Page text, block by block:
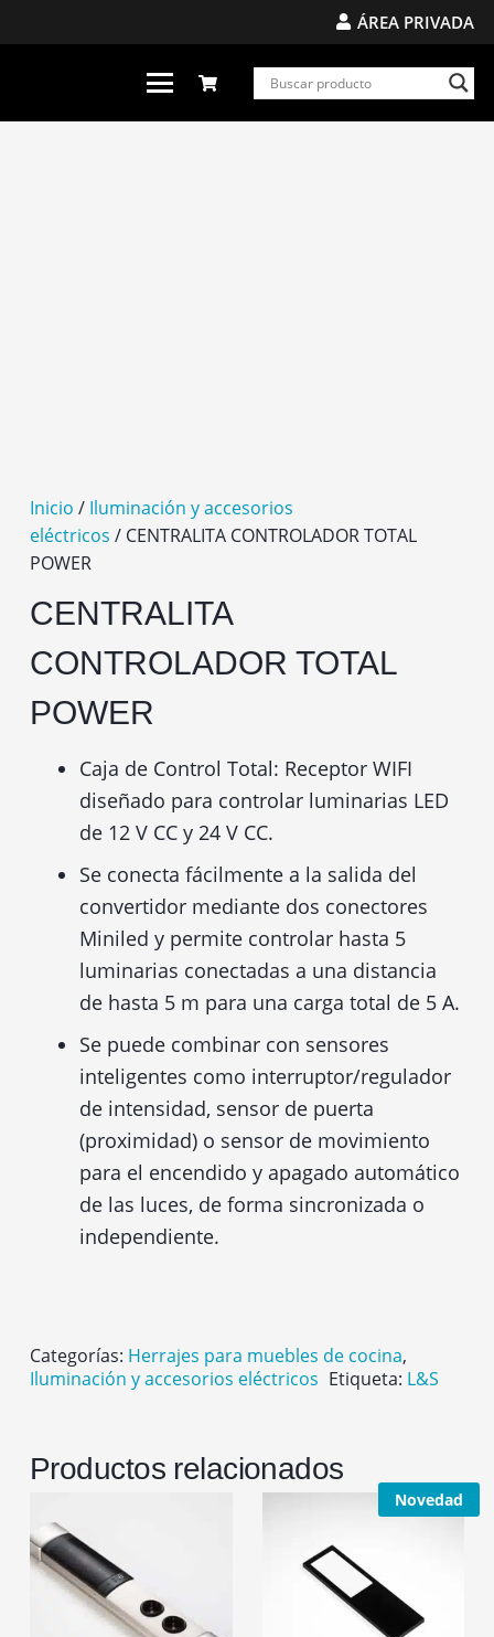
ÁREA PRIVADA
Inicio / Iluminación y accesorios
eléctricos / CENTRALITA CONTROLADOR TOTAL
POWER
CENTRALITA
CONTROLADOR TOTAL
POWER
Caja de Control Total: Receptor WIFI
diseñado para controlar luminarias LED
de 12 V CC y 24 V CC.
Se conecta fácilmente a la salida del
convertidor mediante dos conectores
Miniled y permite controlar hasta 5
luminarias conectadas a una distancia
de hasta 5 m para una carga total de 5 A.
Se puede combinar con sensores
inteligentes como interruptor/regulador
de intensidad, sensor de puerta
(proximidad) o sensor de movimiento
para el encendido y apagado automático
de las luces, de forma sincronizada o
independiente.
Categorías: Herrajes para muebles de cocina,
Iluminación y accesorios eléctricos Etiqueta: L&S
Productos relacionados
Novedad